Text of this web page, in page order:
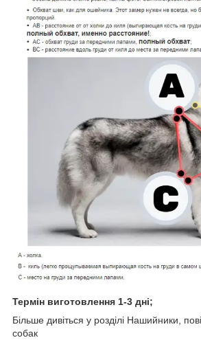
Термін виготовлення 1-3 дні;
Більше дивіться у розділі Нашийники,
собак